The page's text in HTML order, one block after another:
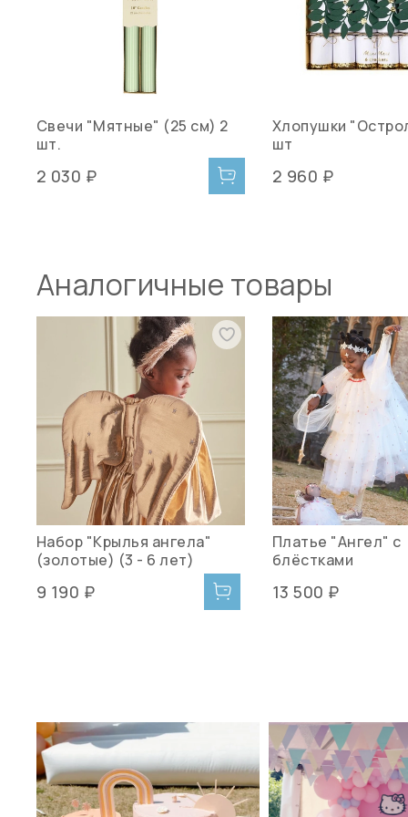
Свечи "Мятные" (25 см) 2
шт.
2 030 ₽
Хлопушки
шт
2 960 ₽
Аналогичные товары
Набор "Крылья ангела"
(золотые) (3 - 6 лет)
9 190 ₽
Платье "Ангел" с
блёстками
13 500 ₽